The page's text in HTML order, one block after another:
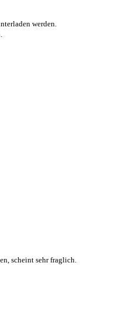
werden.
scheint sehr fraglich.